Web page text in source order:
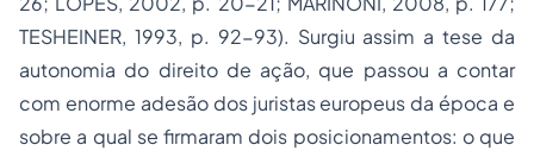
TESHEINER, 1993, p. 92-93). Surgiu assim a tese da
autonomia do direito de ação, que passou a contar
com enorme adesão dos juristas europeus da época e
sobre a qual se firmaram dois posicionamentos: o que